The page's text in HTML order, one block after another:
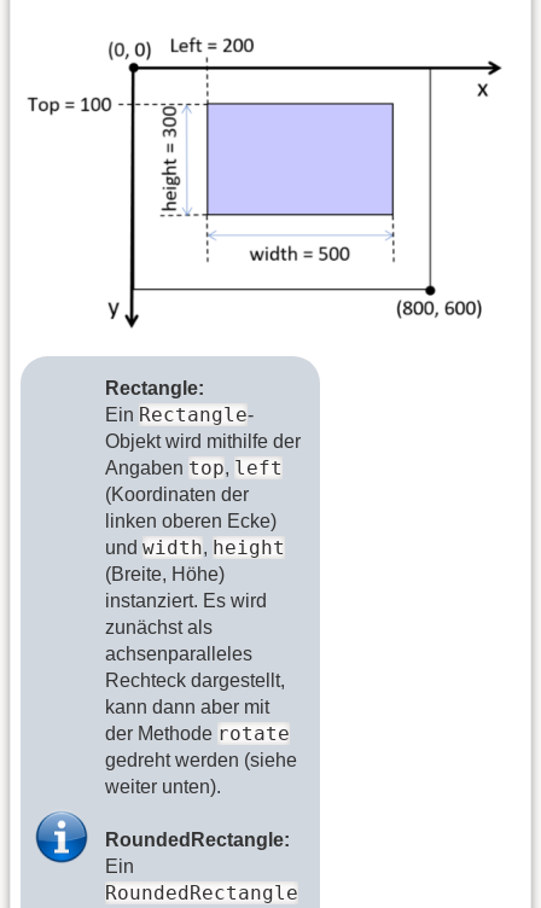
Rectangle:
Ein Rectangle-
Objekt wird mithilfe der
Angaben top, left
(Koordinaten der
linken oberen Ecke)
und width, height
(Breite, Höhe)
instanziert. Es wird
zunächst als
achsenparalleles
Rechteck dargestellt,
kann dann aber mit
der Methode rotate
gedreht werden (siehe
weiter unten).
RoundedRectangle:
Ein
RoundedRectangle